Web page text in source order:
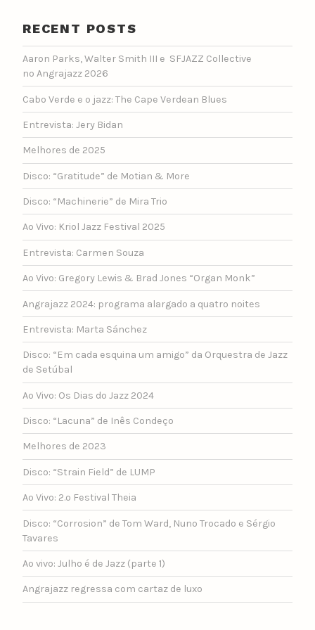
RECENT POSTS
Aaron Parks, Walter Smith III e SFJAZZ Collective
no Angrajazz 2026
Cabo Verde e o jazz: The Cape Verdean Blues
Entrevista: Jery Bidan
Melhores de 2025
Disco: “Gratitude” de Motian & More
Disco: “Machinerie” de Mira Trio
Ao Vivo: Kriol Jazz Festival 2025
Entrevista: Carmen Souza
Ao Vivo: Gregory Lewis & Brad Jones “Organ Monk”
Angrajazz 2024: programa alargado a quatro noites
Entrevista: Marta Sánchez
Disco: “Em cada esquina um amigo” da Orquestra de Jazz
de Setúbal
Ao Vivo: Os Dias do Jazz 2024
Disco: “Lacuna” de Inês Condeço
Melhores de 2023
Disco: “Strain Field” de LUMP
Ao Vivo: 2.º Festival Theia
Disco: “Corrosion” de Tom Ward, Nuno Trocado e Sérgio
Tavares
Ao vivo: Julho é de Jazz (parte 1)
Angrajazz regressa com cartaz de luxo